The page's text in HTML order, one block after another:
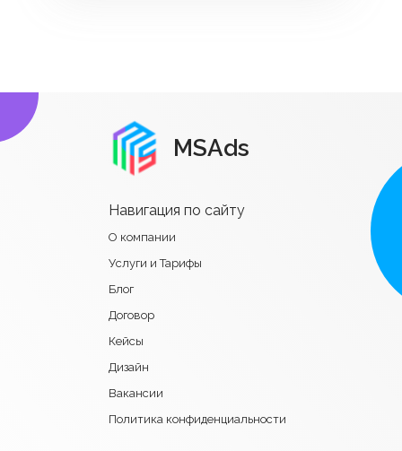
MSAds
Навигация по сайту
О компании
Блог
Кейсы
Дизайн
Вакансии
Услуги и Тарифы
Договор
Политика конфиденциальности